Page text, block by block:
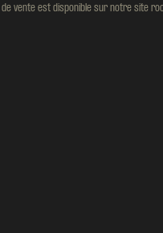
vente est disponible sur notre site